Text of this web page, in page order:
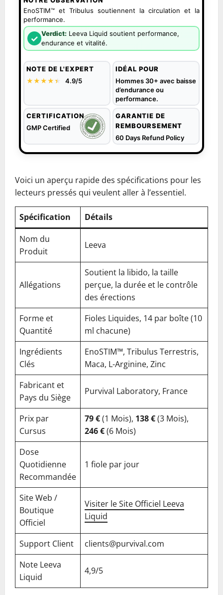
EnoSTIM™ et Tribulus soutiennent la circulation et la
performance.
✓ Verdict: Leeva Liquid soutient performance,
endurance et vitalité.
NOTE DE L'EXPERT
★★★★★
★ 4.9/5
IDÉAL POUR
Hommes 30+ avec baisse
d’endurance ou
performance.
CERTIFICATION
GMP Certified
GARANTIE DE
REMBOURSEMENT
60 Days Refund Policy
Voici un aperçu rapide des spécifications pour les
lecteurs pressés qui veulent aller à l’essentiel.
Spécification
Détails
Nom du
Produit
Leeva
Allégations
Soutient la libido, la taille
perçue, la durée et le contrôle
des érections
Forme et
Quantité
Fioles Liquides, 14 par boîte (10
ml chacune)
Ingrédients
Clés
EnoSTIM™, Tribulus Terrestris,
Maca, L-Arginine, Zinc
Fabricant et
Pays du Siège
Purvival Laboratory, France
Prix par
Cursus
79 €(1 Mois), 138 €(3 Mois),
246 €(6 Mois)
Dose
Quotidienne
Recommandée
1 fiole par jour
Site Web /
Boutique
Officiel
Visiter le Site Officiel Leeva
Liquid
Support Client
clients@purvival.com
Note Leeva
Liquid
4,9/5